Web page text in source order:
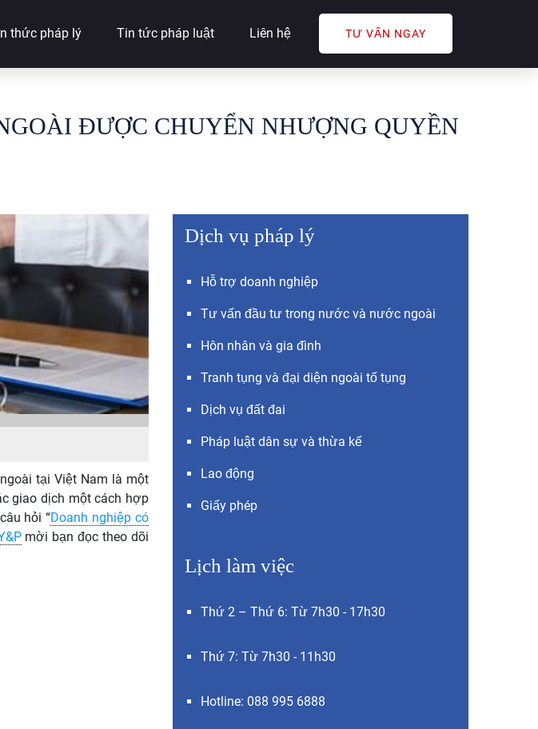
thức pháp lý Tin tức pháp luật Liên hệ TƯ VẤN NGAY
ĐƯỢC CHUYỂN NHƯỢNG QUYỀN
tại Việt Nam là một
giao dịch một cách hợp
hỏi “Doanh nghiệp có
mời bạn đọc theo dõi
Dịch vụ pháp lý
Hỗ trợ doanh nghiệp
Tư vấn đầu tư trong nước và nước ngoài
Hôn nhân và gia đình
Tranh tụng và đại diện ngoài tố tụng
Dịch vụ đất đai
Pháp luật dân sự và thừa kế
Lao động
Giấy phép
Lịch làm việc
Thứ 2 – Thứ 6: Từ 7h30 - 17h30
Thứ 7: Từ 7h30 - 11h30
Hotline: 088 995 6888